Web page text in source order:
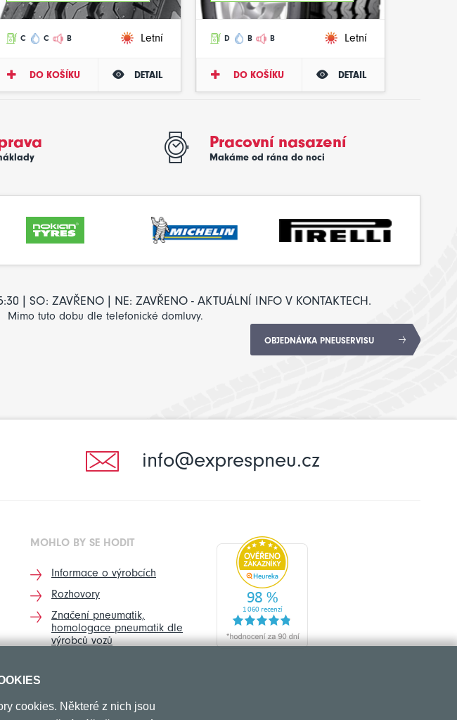
C C B Letní
DO KOŠÍKU DETAIL
D B B Letní
DO KOŠÍKU DETAIL
Pracovní nasazení
Makáme od rána do noci
| SO: ZAVŘENO | NE: ZAVŘENO - AKTUÁLNÍ INFO V KONTAKTECH.
Mimo tuto dobu dle telefonické domluvy.
OBJEDNÁVKA PNEUSERVISU
info@exprespneu.cz
MOHLO BY SE HODIT
Informace o výrobcích
Rozhovory
Značení pneumatik,
homologace pneumatik dle
výrobců vozů
cookies. Některé z nich jsou